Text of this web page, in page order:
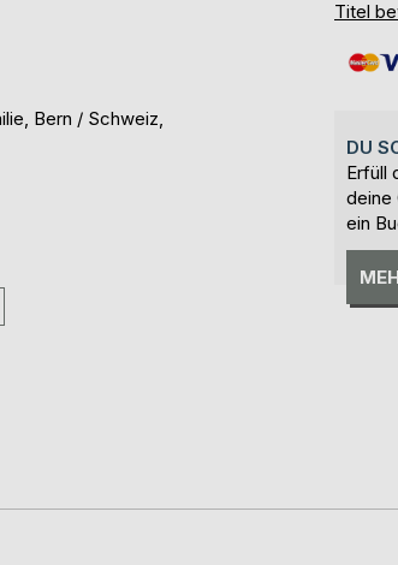
Bern / Schweiz,
Titel
DU
Erfüll
deine
ein